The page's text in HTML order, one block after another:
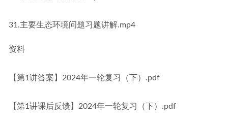
31.主要生态环境问题习题讲解.mp4
资料
【第1讲答案】2024年一轮复习（下）.pdf
【第1讲课后反馈】2024年一轮复习（下）.pdf